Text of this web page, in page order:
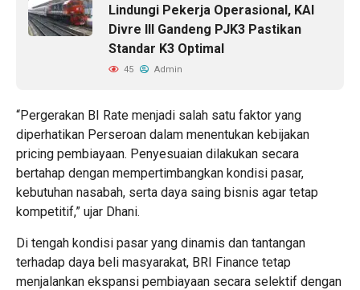
Lindungi Pekerja Operasional, KAI
Divre III Gandeng PJK3 Pastikan
Standar K3 Optimal
45 Admin
“Pergerakan BI Rate menjadi salah satu faktor yang
diperhatikan Perseroan dalam menentukan kebijakan
pricing pembiayaan. Penyesuaian dilakukan secara
bertahap dengan mempertimbangkan kondisi pasar,
kebutuhan nasabah, serta daya saing bisnis agar tetap
kompetitif,” ujar Dhani.
Di tengah kondisi pasar yang dinamis dan tantangan
terhadap daya beli masyarakat, BRI Finance tetap
menjalankan ekspansi pembiayaan secara selektif dengan